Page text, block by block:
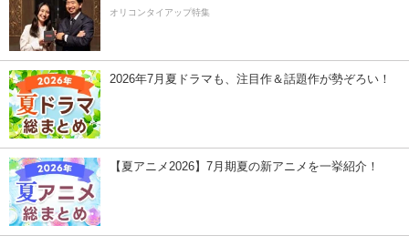
オリコンタイアップ特集
2026年7月夏ドラマも、注目作＆話題作が勢ぞろい！
【夏アニメ2026】7月期夏の新アニメを一挙紹介！